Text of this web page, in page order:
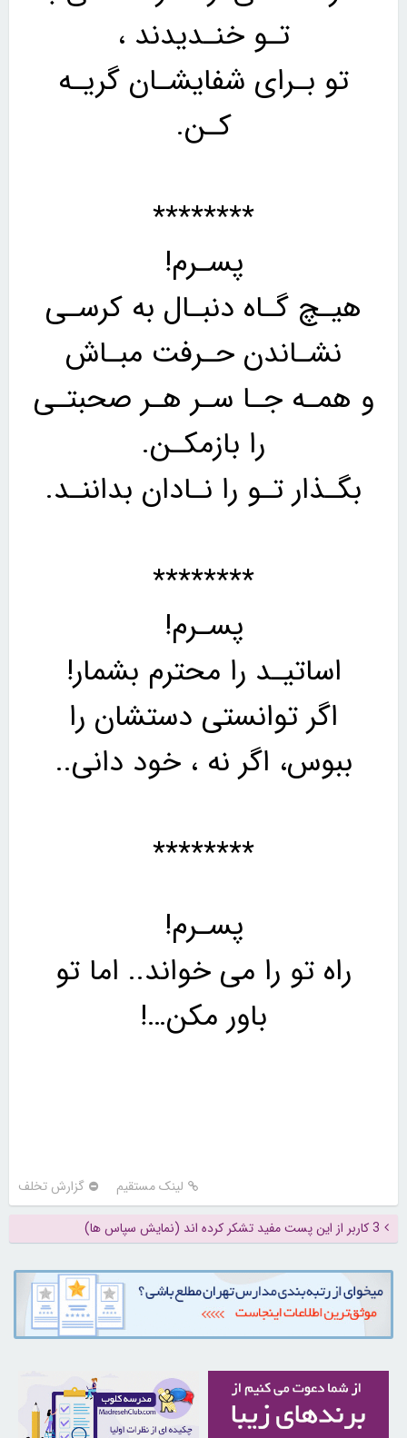
تـو خنـدیدند ،
تو بـرای شفایشـان گریـه
کـن.
********
پسـرم!
هیـچ گـاه دنبـال به کرسـی
نشـاندن حـرفت مبـاش
و همـه جـا سـر هـر صحبتـی
را بازمکـن.
بگـذار تـو را نـادان بداننـد.
********
پسـرم!
اساتیـد را محترم بشمار!
اگر توانستی دستشان را
ببوس، اگر نه ، خود دانی..
********
پسـرم!
راه تو را می خواند.. اما تو
باور مکن…!
لینک مستقیم گزارش تخلف
3 کاربر از این پست مفید تشکر کرده اند (نمایش سپاس ها)